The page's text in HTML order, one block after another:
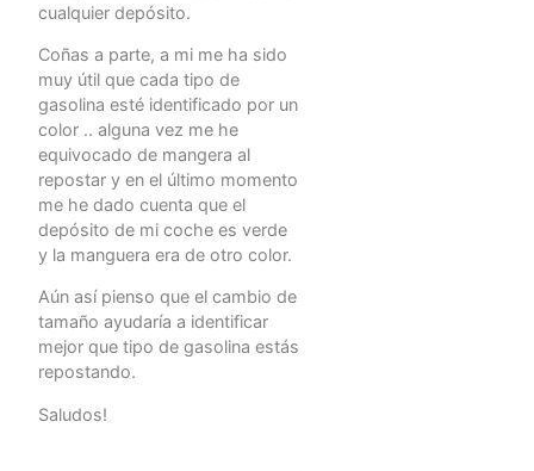
cualquier depósito.
Coñas a parte, a mi me ha sido
muy útil que cada tipo de
gasolina esté identificado por un
color .. alguna vez me he
equivocado de mangera al
repostar y en el último momento
me he dado cuenta que el
depósito de mi coche es verde
y la manguera era de otro color.
Aún así pienso que el cambio de
tamaño ayudaría a identificar
mejor que tipo de gasolina estás
repostando.
Saludos!